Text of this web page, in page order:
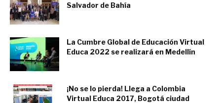
Salvador de Bahía
La Cumbre Global de Educación Virtual
Educa 2022 se realizará en Medellín
¡No se lo pierda! Llega a Colombia
Virtual Educa 2017, Bogotá ciudad